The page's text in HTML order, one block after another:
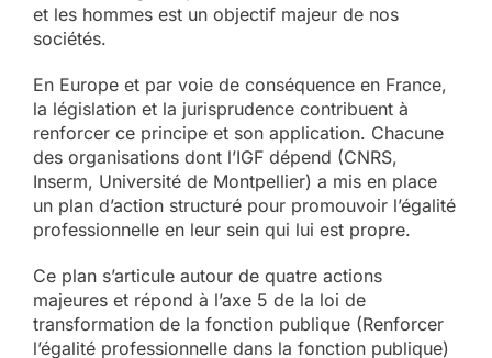
et les hommes est un objectif majeur de nos
sociétés.
En Europe et par voie de conséquence en France,
la législation et la jurisprudence contribuent à
renforcer ce principe et son application. Chacune
des organisations dont l’IGF dépend (CNRS,
Inserm, Université de Montpellier) a mis en place
un plan d’action structuré pour promouvoir l’égalité
professionnelle en leur sein qui lui est propre.
Ce plan s’articule autour de quatre actions
majeures et répond à l’axe 5 de la loi de
transformation de la fonction publique (Renforcer
l’égalité professionnelle dans la fonction publique)